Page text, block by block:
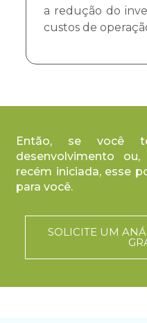
a redução do
custos de
Então, se você
desenvolvimento
recém iniciada, esse
para você.
SOLICITE UM